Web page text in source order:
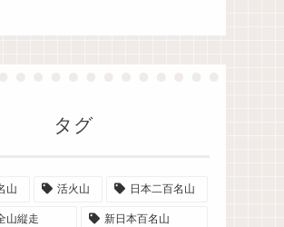
タグ
山 活火山 日本二百名山
山縦走 新日本百名山